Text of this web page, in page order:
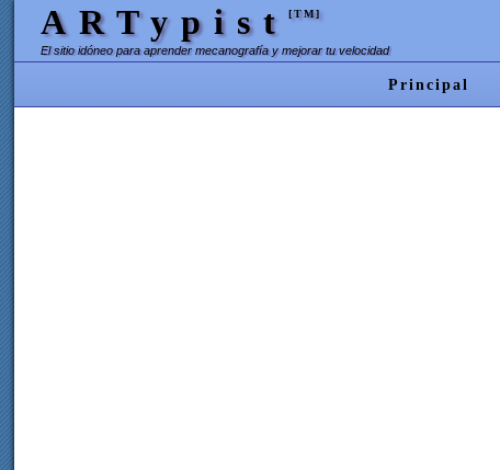
ARTypist[TM]
El sitio idóneo para aprender mecanografía y mejorar tu velocidad
Principal